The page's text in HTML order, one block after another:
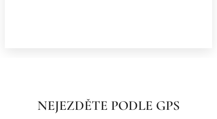
NEJEZDĚTE PODLE GPS